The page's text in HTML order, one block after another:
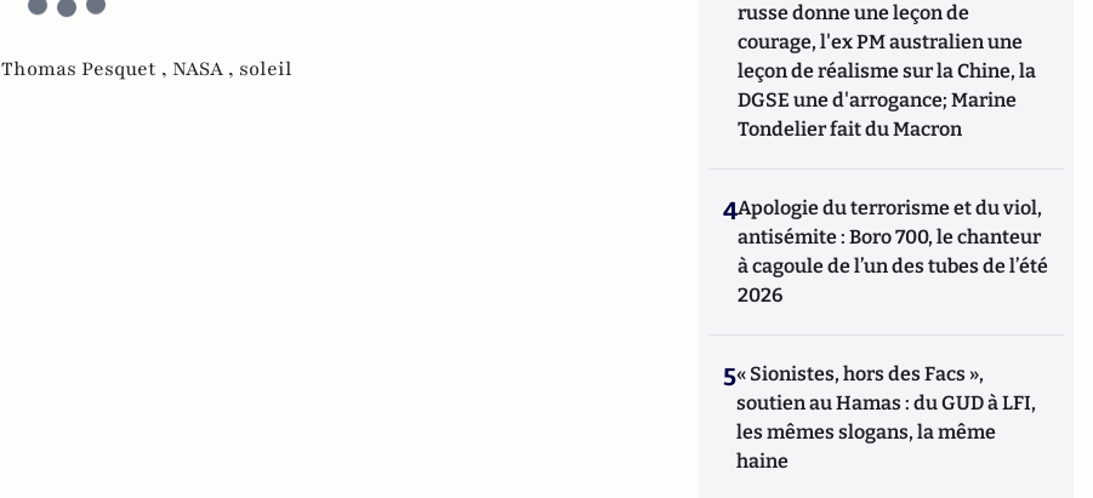
Thomas Pesquet , NASA , soleil
russe donne une leçon de
courage, l'ex PM australien une
leçon de réalisme sur la Chine, la
DGSE une d'arrogance; Marine
Tondelier fait du Macron
4Apologie du terrorisme et du viol,
antisémite : Boro 700, le chanteur
à cagoule de l’un des tubes de l’été
2026
5« Sionistes, hors des Facs »,
soutien au Hamas : du GUD à LFI,
les mêmes slogans, la même
haine